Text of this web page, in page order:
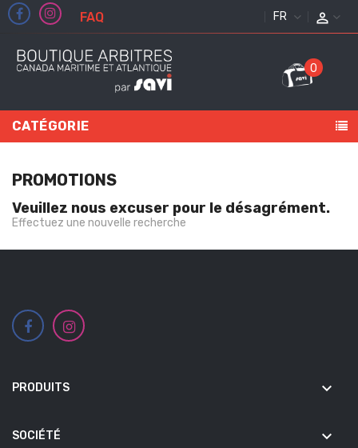
FAQ FRANÇAIS
0
CATÉGORIE
PROMOTIONS
Veuillez nous excuser pour le désagrément.
Effectuez une nouvelle recherche
PRODUITS keyboard_arrow_down
SOCIÉTÉ keyboard_arrow_down